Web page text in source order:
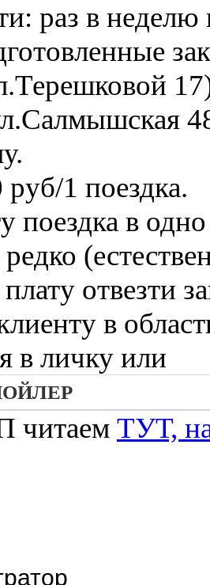
раз в неделю
1 поездка.
поездка в
отвезти
в
в личку или
читаем ТУТ,